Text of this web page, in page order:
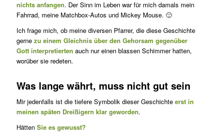
nichts anfangen. Der Sinn im Leben war für mich damals mein
Fahrrad, meine Matchbox-Autos und Mickey Mouse. 🙂
Ich frage mich, ob meine diversen Pfarrer, die diese Geschichte
gerne zu einem Gleichnis über den Gehorsam gegenüber
Gott interpre­tierten auch nur einen blassen Schimmer hatten,
worüber sie redeten.
Was lange währt, muss nicht gut sein
Mir jedenfalls ist die tiefere Symbolik dieser Geschichte erst in
meinen späten Dreißigern klar geworden.
Hätten Sie es gewusst?